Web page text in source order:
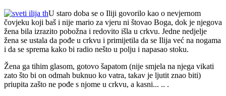
U staro doba se o Iliji govorilo kao o nevjernom
čovjeku koji baš i nije mario za vjeru ni štovao Boga, dok je njegova
žena bila izrazito pobožna i redovito išla u crkvu. Jedne nedjelje
žena se ustala da pođe u crkvu i primijetila da se Ilija već na nogama
i da se sprema kako bi radio nešto u polju i napasao stoku.
Žena ga tihim glasom, gotovo šapatom (nije smjela na njega vikati
zato što bi on odmah buknuo ko vatra, takav je ljutit znao biti)
priupita zašto ne pođe s njome u crkvu, a kasni... .. .